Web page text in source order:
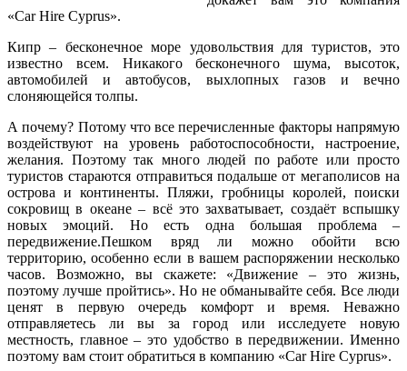
«Car Hire Cyprus».
Кипр – бесконечное море удовольствия для туристов, это
известно всем. Никакого бесконечного шума, высоток,
автомобилей и автобусов, выхлопных газов и вечно
слоняющейся толпы.
А почему? Потому что все перечисленные факторы напрямую
воздействуют на уровень работоспособности, настроение,
желания. Поэтому так много людей по работе или просто
туристов стараются отправиться подальше от мегаполисов на
острова и континенты. Пляжи, гробницы королей, поиски
сокровищ в океане – всё это захватывает, создаёт вспышку
новых эмоций. Но есть одна большая проблема –
передвижение.Пешком вряд ли можно обойти всю
территорию, особенно если в вашем распоряжении несколько
часов. Возможно, вы скажете: «Движение – это жизнь,
поэтому лучше пройтись». Но не обманывайте себя. Все люди
ценят в первую очередь комфорт и время. Неважно
отправляетесь ли вы за город или исследуете новую
местность, главное – это удобство в передвижении. Именно
поэтому вам стоит обратиться в компанию «Car Hire Cyprus».